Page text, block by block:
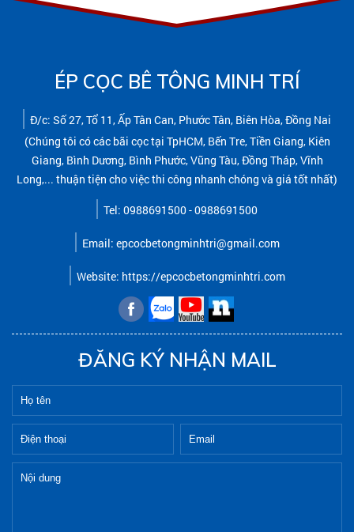
ÉP CỌC BÊ TÔNG MINH TRÍ
Đ/c: Số 27, Tổ 11, Ấp Tân Can, Phước Tân, Biên Hòa, Đồng Nai
(Chúng tôi có các bãi cọc tại TpHCM, Bến Tre, Tiền Giang, Kiên
Giang, Bình Dương, Bình Phước, Vũng Tàu, Đồng Tháp, Vĩnh
Long,... thuận tiện cho việc thi công nhanh chóng và giá tốt nhất)
Tel: 0988691500 - 0988691500
Email: epcocbetongminhtri@gmail.com
Website: https://epcocbetongminhtri.com
ĐĂNG KÝ NHẬN MAIL